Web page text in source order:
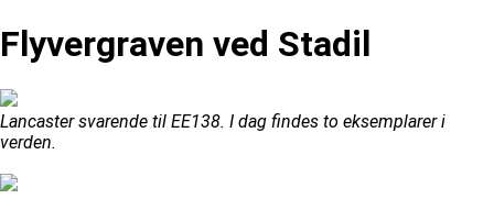
Flyvergraven ved Stadil
Lancaster svarende til EE138. I dag findes to eksemplarer i
verden.